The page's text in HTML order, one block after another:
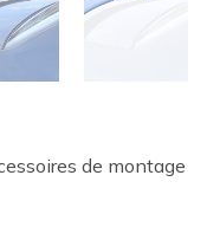
de montage